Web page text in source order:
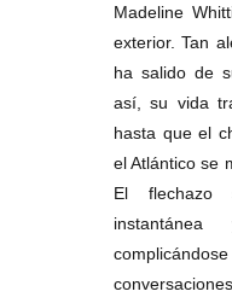
Madeline
exterior. Tan
ha salido de
así, su vida
hasta que el
el Atlántico se
El flechazo